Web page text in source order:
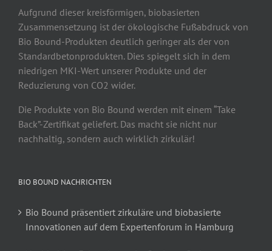
Aufgrund dieser kreisförmigen, biobasierten
Zusammensetzung ist der ökologische Fußabdruck von
Bio Bound-Produkten deutlich geringer als der von
Standardbetonprodukten. Dies spiegelt sich in dem
niedrigen MKI-Wert unserer Produkte und der
Reduzierung von CO2 wider.
Die Produkte von Bio Bound werden mit einem “Take
Back”-Zertifikat geliefert. Das macht sie nicht nur
nachhaltig, sondern auch wirklich zirkulär!
BIO BOUND NACHRICHTEN
Bio Bound präsentiert zirkuläre und biobasierte
Innovationen auf dem Expertenforum in Hamburg